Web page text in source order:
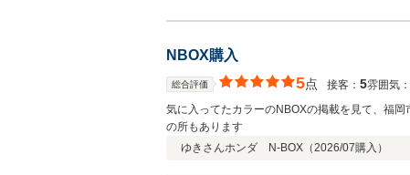
NBOX購入
総合評価 5点 接客： 5雰囲気：
気に入ってたカラーのNBOXの掲載を見て、福岡市内から現物を見に来ました 丁寧に対応していただき、安心し
の所もあります
ゆきさんホンダ N-BOX（2026/07購入）